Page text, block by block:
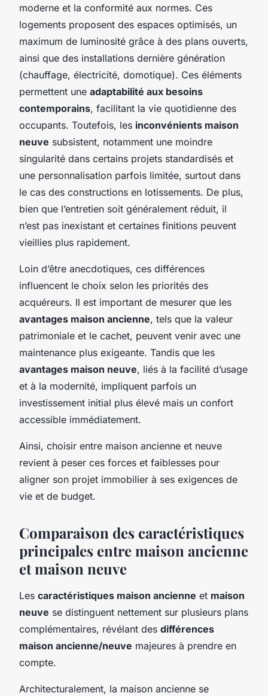
moderne et la conformité aux normes. Ces
logements proposent des espaces optimisés, un
maximum de luminosité grâce à des plans ouverts,
ainsi que des installations dernière génération
(chauffage, électricité, domotique). Ces éléments
permettent une adaptabilité aux besoins
contemporains, facilitant la vie quotidienne des
occupants. Toutefois, les inconvénients maison
neuve subsistent, notamment une moindre
singularité dans certains projets standardisés et
une personnalisation parfois limitée, surtout dans
le cas des constructions en lotissements. De plus,
bien que l’entretien soit généralement réduit, il
n’est pas inexistant et certaines finitions peuvent
vieillies plus rapidement.
Loin d’être anecdotiques, ces différences
influencent le choix selon les priorités des
acquéreurs. Il est important de mesurer que les
avantages maison ancienne, tels que la valeur
patrimoniale et le cachet, peuvent venir avec une
maintenance plus exigeante. Tandis que les
avantages maison neuve, liés à la facilité d’usage
et à la modernité, impliquent parfois un
investissement initial plus élevé mais un confort
accessible immédiatement.
Ainsi, choisir entre maison ancienne et neuve
revient à peser ces forces et faiblesses pour
aligner son projet immobilier à ses exigences de
vie et de budget.
Comparaison des caractéristiques
principales entre maison ancienne
et maison neuve
Les caractéristiques maison ancienne et maison
neuve se distinguent nettement sur plusieurs plans
complémentaires, révélant des différences
maison ancienne/neuve majeures à prendre en
compte.
Architecturalement, la maison ancienne se